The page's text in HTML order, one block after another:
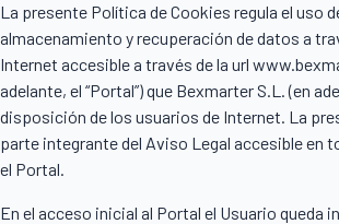
La presente Política de Cookies regula el uso
almacenamiento y recuperación de datos a
Internet accesible a través de la url
adelante, el “Portal”) que Bexmarter S.L. (en
disposición de los usuarios de Internet. La
parte integrante del Aviso Legal accesible en
el Portal.
En el acceso inicial al Portal el Usuario queda